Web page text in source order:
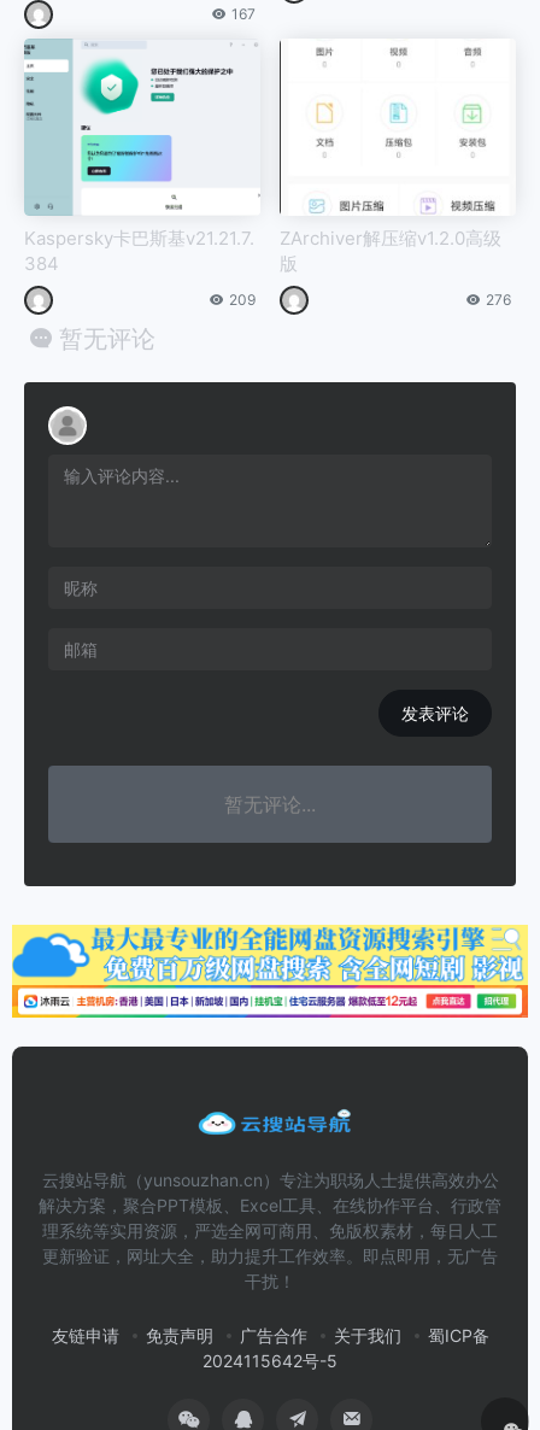
167
Kaspersky卡巴斯基v21.21.7.
384
209
ZArchiver解压缩v1.2.0高级
版
276
暂无评论
发表评论
暂无评论...
云搜站导航（yunsouzhan.cn）专注为职场人士提供高效办公
解决方案，聚合PPT模板、Excel工具、在线协作平台、行政管
理系统等实用资源，严选全网可商用、免版权素材，每日人工
更新验证，网址大全，助力提升工作效率。即点即用，无广告
干扰！
友链申请 免责声明 广告合作 关于我们
蜀ICP备
2024115642号-5